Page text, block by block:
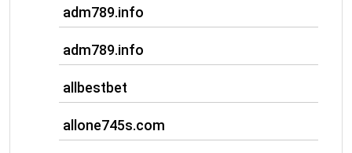
adm789.info
adm789.info
allbestbet
allone745s.com